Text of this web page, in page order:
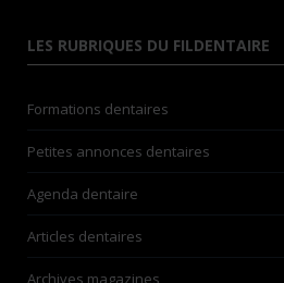
LES RUBRIQUES DU FILDENTAIRE
Formations dentaires
Petites annonces dentaires
Agenda dentaire
Articles dentaires
Archives magazines